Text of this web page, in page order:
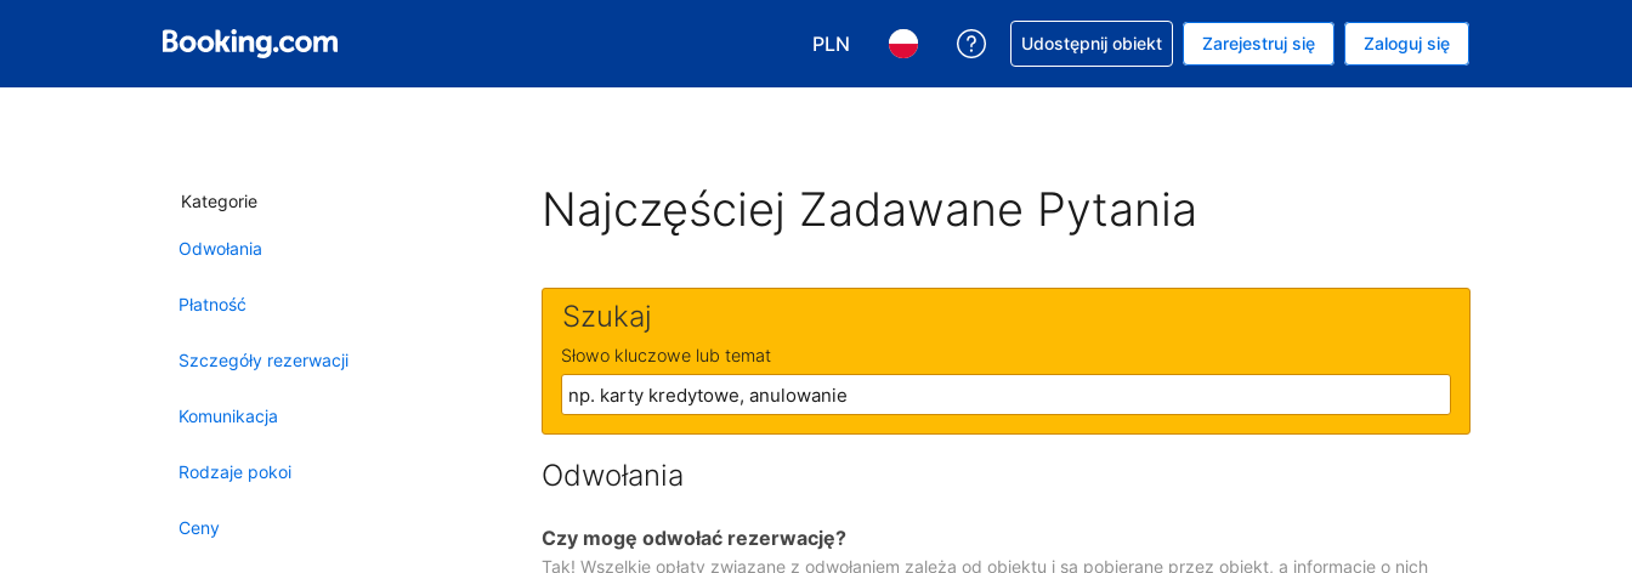
PLN
Wybierz walutę. Wybrana waluta to Złoty polski
Wybierz język. Wybrany język to Polski
Uzyskaj pomoc w sprawie rezerwacji
Udostępnij obiekt Zarejestruj się Zaloguj się
Kategorie
Odwołania
Płatność
Szczegóły rezerwacji
Komunikacja
Rodzaje pokoi
Ceny
Najczęściej Zadawane Pytania
Szukaj
Słowo kluczowe lub temat
Odwołania
Czy mogę odwołać rezerwację?
Tak! Wszelkie opłaty związane z odwołaniem zależą od obiektu i są pobierane przez obiekt, a informacje o nich